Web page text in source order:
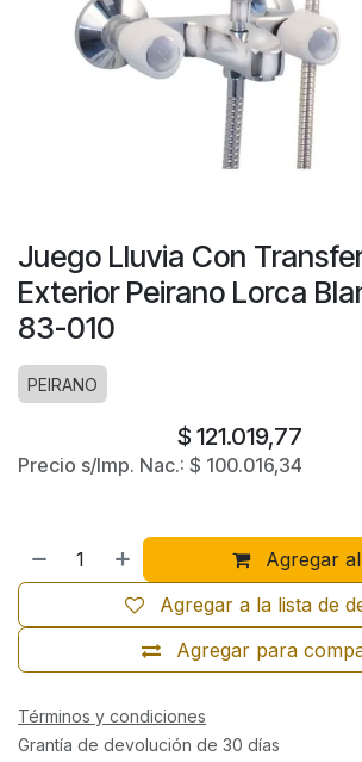
Juego Lluvia Con
Exterior Peirano Lorca
83-010
PEIRANO
$ 121.019,77
Precio s/Imp. Nac.: $ 100.016,34
Agregar
Agregar para
Agregar a la lista de
Términos y condiciones
Grantía de devolución de 30 días